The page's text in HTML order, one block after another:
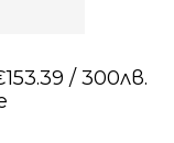
/ 300лв.